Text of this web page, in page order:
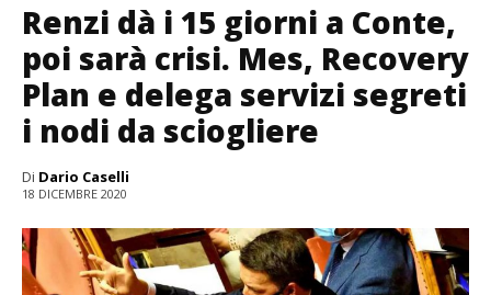
Renzi dà i 15 giorni a Conte,
poi sarà crisi. Mes, Recovery
Plan e delega servizi segreti
i nodi da sciogliere
Di Dario Caselli
18 DICEMBRE 2020